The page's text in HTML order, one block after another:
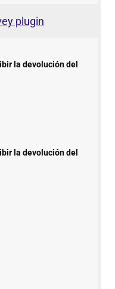
plugin
la devolución del
la devolución del